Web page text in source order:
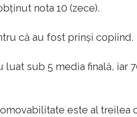
nota 10 (zece).
că au fost prinşi copiind.
sub 5 media finală, iar
este al treilea